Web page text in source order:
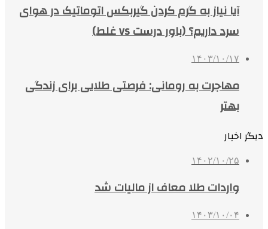
آیا نیاز به گرم کردن گیربکس اتوماتیک در هوای
سرد داریم؟ (باور درست vs غلط)
۱۴۰۳/۱۰/۱۷
مهاجرت به رومانی: فرصتی طلایی برای زندگی
بهتر
دیگر اخبار
۱۴۰۲/۱۰/۲۵
واردات طلا معاف از مالیات شد
۱۴۰۳/۱۰/۰۴